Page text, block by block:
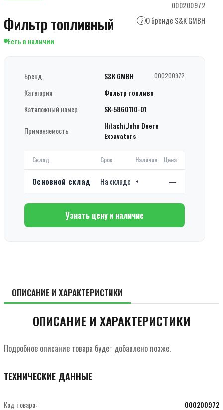
000200972
Фильтр топливный i О бренде S&K GMBH
Есть в наличии
Бренд S&K GMBH 000200972
Категория
Фильтр топливо
Каталожный номер
SK-5860110-01
Применяемость
Hitachi,John Deere
Excavators
Склад Срок Наличие Цена
Основной склад На складе + —
Узнать цену и наличие
ОПИСАНИЕ И ХАРАКТЕРИСТИКИ
ОПИСАНИЕ И ХАРАКТЕРИСТИКИ
Подробное описание товара будет добавлено позже.
ТЕХНИЧЕСКИЕ ДАННЫЕ
Код товара: 000200972